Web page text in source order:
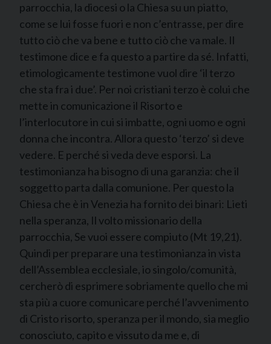
parrocchia, la diocesi o la Chiesa su un piatto,
come se lui fosse fuori e non c’entrasse, per dire
tutto ciò che va bene e tutto ciò che va male. Il
testimone dice e fa questo a partire da sé. Infatti,
etimologicamente testimone vuol dire ‘il terzo
che sta fra i due’. Per noi cristiani terzo è colui che
mette in comunicazione il Risorto e
l’interlocutore in cui si imbatte, ogni uomo e ogni
donna che incontra. Allora questo ‘terzo’ si deve
vedere. E perché si veda deve esporsi. La
testimonianza ha bisogno di una garanzia: che il
soggetto parta dalla comunione. Per questo la
Chiesa che è in Venezia ha fornito dei binari: Lieti
nella speranza, Il volto missionario della
parrocchia, Se vuoi essere compiuto (Mt 19,21).
Quindi per preparare una testimonianza in vista
dell’Assemblea ecclesiale, io singolo/comunità,
cercherò di esprimere sobriamente quello che mi
sta più a cuore comunicare perché l’avvenimento
di Cristo risorto, speranza per il mondo, sia meglio
conosciuto, capito e vissuto da me e, di